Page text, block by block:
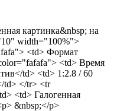
картинка&nbsp; на
width="100%">
<td> Формат
<td> Время
td> <td> 1:2.8 / 60
td> </tr> <tr
<td> Галогенная
&nbsp;</p>